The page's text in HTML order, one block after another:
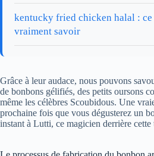
kentucky fried chicken halal : ce
vraiment savoir
Grâce à leur audace, nous pouvons
de bonbons gélifiés, des petits oursons
même les célèbres Scoubidous. Une
prochaine fois que vous dégusterez un
instant à Lutti, ce magicien derrière cette